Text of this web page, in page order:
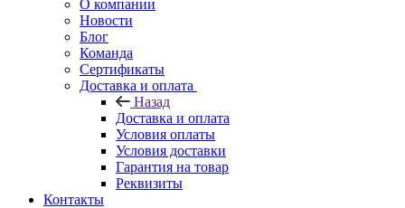
О компании
Новости
Блог
Команда
Сертификаты
Доставка и оплата
Назад
Доставка и оплата
Условия оплаты
Условия доставки
Гарантия на товар
Реквизиты
Контакты